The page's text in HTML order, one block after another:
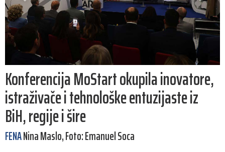
Konferencija MoStart okupila inovatore,
istraživače i tehnološke entuzijaste iz
BiH, regije i šire
FENANina Maslo, Foto: Emanuel Soca